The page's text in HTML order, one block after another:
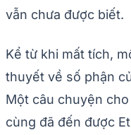
vẫn chưa được biết.
Kể từ khi mất tích,
thuyết về số phận
Một câu chuyện
cùng đã đến được